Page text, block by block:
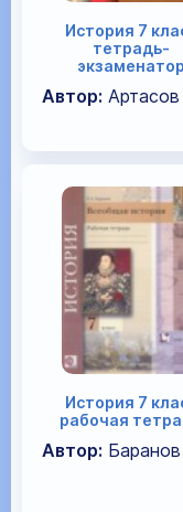
История 7
тетрадь-
экзаменатор
Автор:
История 7
рабочая
Автор: